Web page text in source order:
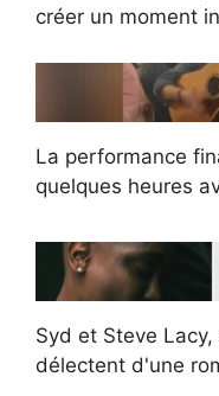
créer un moment
La performance
quelques heures
Syd et Steve
délectent d'une